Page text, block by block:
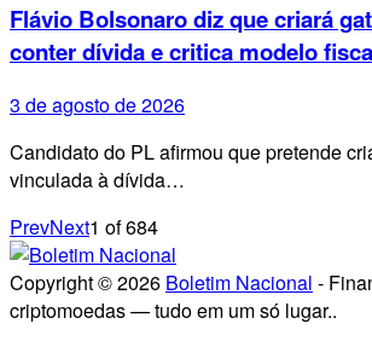
Flávio Bolsonaro diz que criará
conter dívida e critica modelo
3 de agosto de 2026
Candidato do PL afirmou que pretende
vinculada à dívida…
PrevNext1 of684
Copyright © 2026 Boletim Nacional -
criptomoedas — tudo em um só lugar..